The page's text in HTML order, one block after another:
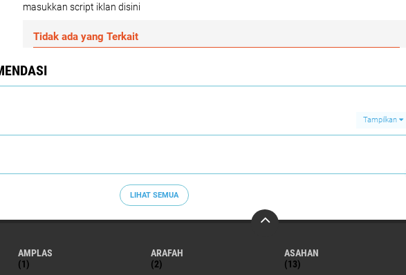
masukkan script iklan disini
Tidak ada yang Terkait
Tampilkan
LIHAT SEMUA
AMPLAS
(1)
ARAFAH
(2)
ASAHAN
(13)